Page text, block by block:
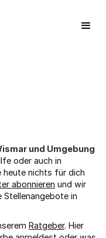
und Umgebung
oder auch in
heute nichts für dich
abonnieren und wir
Stellenangebote in
Ratgeber. Hier